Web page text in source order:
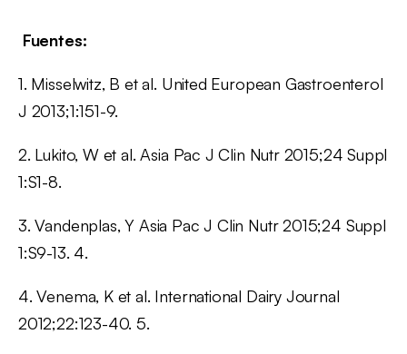
Fuentes:
1. Misselwitz, B et al. United European Gastroenterol
J 2013;1:151-9.
2. Lukito, W et al. Asia Pac J Clin Nutr 2015;24 Suppl
1:S1-8.
3. Vandenplas, Y Asia Pac J Clin Nutr 2015;24 Suppl
1:S9-13. 4.
4. Venema, K et al. International Dairy Journal
2012;22:123-40. 5.